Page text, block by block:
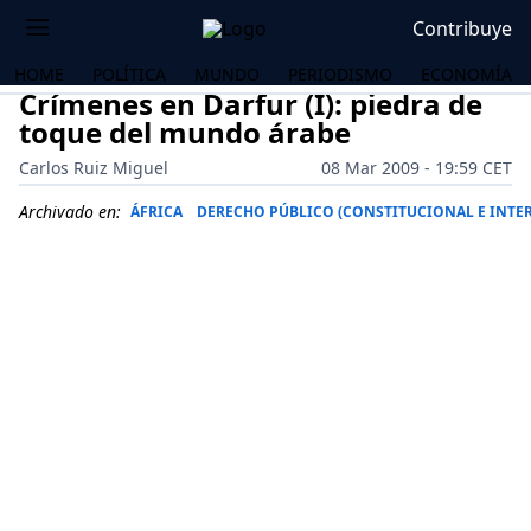
Contribuye
HOME POLÍTICA MUNDO PERIODISMO ECONOMÍA
Crímenes en Darfur (I): piedra de
toque del mundo árabe
Carlos Ruiz Miguel
08 Mar 2009 - 19:59 CET
Archivado en: ÁFRICA DERECHO PÚBLICO (CONSTITUCIONAL E